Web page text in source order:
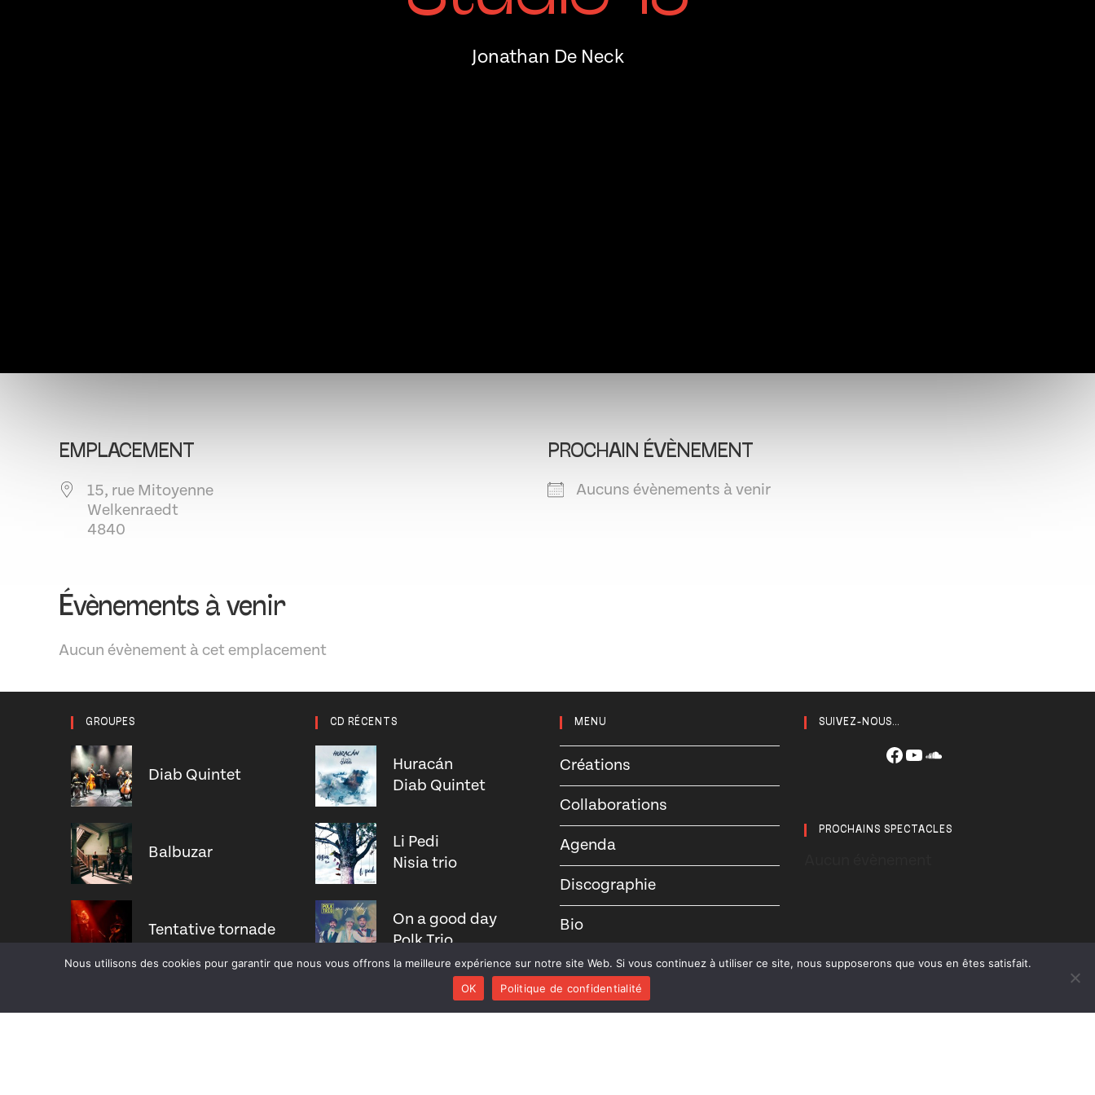
Jonathan De Neck
EMPLACEMENT
15, rue Mitoyenne
Welkenraedt
4840
PROCHAIN ÉVÈNEMENT
Aucuns évènements à venir
Évènements à venir
Aucun évènement à cet emplacement
GROUPES
Diab Quintet
Balbuzar
Tentative tornade
CD RÉCENTS
Huracán
Diab Quintet
Li Pedi
Nisia trio
On a good day
Polk Trio
Plumestra
Balbuzar
MENU
Créations
Collaborations
Agenda
Discographie
Bio
Contact
SUIVEZ-NOUS...
Facebook
YouTubeSoundCloud
PROCHAINS SPECTACLES
Nous utilisons des cookies pour garantir que nous vous offrons la meilleure expérience sur notre site Web. Si vous continuez à utiliser ce site, nous supposerons que vous en êtes satisfait.
OK
Politique de confidentialité